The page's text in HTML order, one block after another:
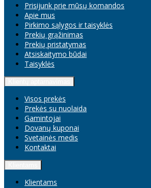
Prisijunk prie mūsų komandos
Apie mus
Pirkimo sąlygos ir taisyklės
Prekių grąžinimas
Prekių pristatymas
Atsiskaitymo būdai
Taisyklės
Visos prekės
Prekės su nuolaida
Gamintojai
Dovanų kuponai
Svetainės medis
Kontaktai
Klientams